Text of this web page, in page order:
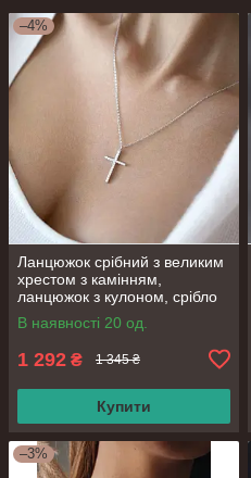
–4%
Ланцюжок срібний з великим
хрестом з камінням,
ланцюжок з кулоном, срібло
925 проби, довжина 40+5 см
В наявності 20 од.
1 292 ₴ 1 345 ₴
Купити
–3%